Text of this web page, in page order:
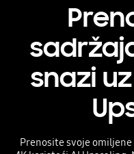
snazi
Prenosite svoje omiljene